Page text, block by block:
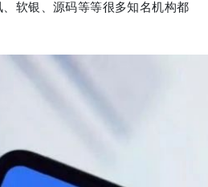
软银、源码等等很多知名机构都